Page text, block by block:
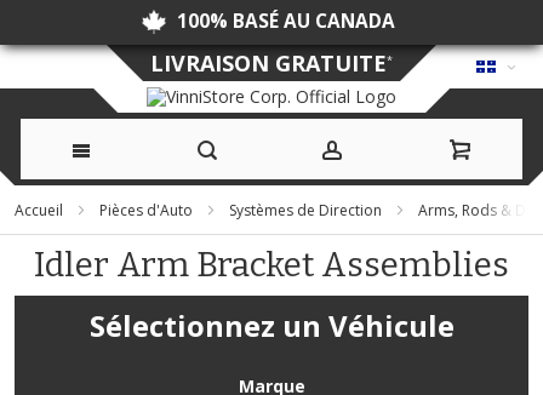
100% BASÉ AU CANADA
Allez
au
contenu
LIVRAISON GRATUITE*
Accueil Pièces d'Auto Systèmes de Direction Arms, Rods &
Idler Arm Bracket Assemblies
Sélectionnez un Véhicule
Marque